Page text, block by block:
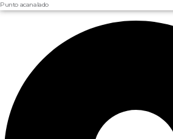
Punto acanalado